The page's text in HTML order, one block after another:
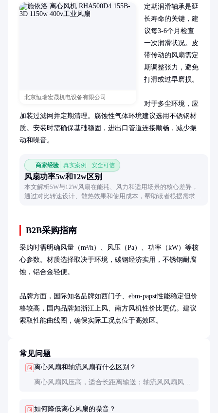
北京恒瑞宏晟机电设备有限公司
定期润滑轴承是延
长寿命的关键，建
议每3-6个月检查
一次润滑状况。皮
带传动的风扇需定
期调整张力，避免
打滑或过早磨损。
对于多尘环境，应
加装过滤网并定期清理。腐蚀性气体环境建议选用不锈钢材
质。安装时需确保基础稳固，进出口管道连接顺畅，减少振
动和噪音。
商家经验 真实案例 · 安全可信
风扇功率5w和12w区别
本文解析5W与12W风扇在能耗、风力和适用场景的核心差异，
通过对比转速设计、散热效果和使用成本，帮助读者根据需求选
B2B采购指南
采购时需明确风量（m³/h）、风压（Pa）、功率（kW）等核
心参数。材质选择取决于环境，碳钢经济实用，不锈钢耐腐
蚀，铝合金轻便。
品牌方面，国际知名品牌如西门子、ebm-papst性能稳定但价
格较高，国内品牌如浙江上风、南方风机性价比更优。建议
索取性能曲线图，确保实际工况点位于高效区。
常见问题
问 离心风扇和轴流风扇有什么区别？
离心风扇风压高，适合长距离输送；轴流风风扇风量
问 如何降低离心风扇的噪音？